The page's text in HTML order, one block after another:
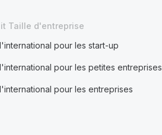
Taille d'entreprise
pour les start-up
pour les petites entreprises
pour les entreprises